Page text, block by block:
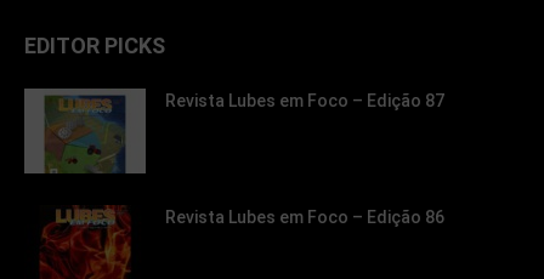
EDITOR PICKS
Revista Lubes em Foco – Edição 87
Revista Lubes em Foco – Edição 86